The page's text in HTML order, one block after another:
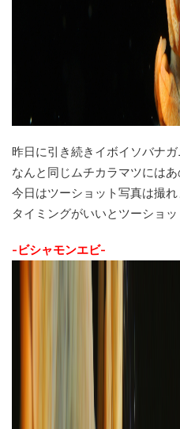
昨日に引き続きイボイソバナガ
なんと同じムチカラマツにはあ
今日はツーショット写真は撮れ
タイミングがいいとツーショッ
-ビシャモンエビ-